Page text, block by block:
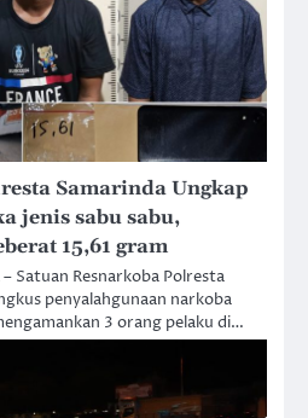
Samarinda Ungkap
jenis sabu sabu,
15,61 gram
Satuan Resnarkoba Polresta
penyalahgunaan narkoba
3 orang pelaku di…